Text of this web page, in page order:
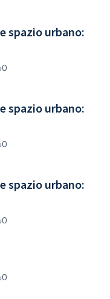
spazio urbano:
0
spazio urbano:
0
spazio urbano:
0
0